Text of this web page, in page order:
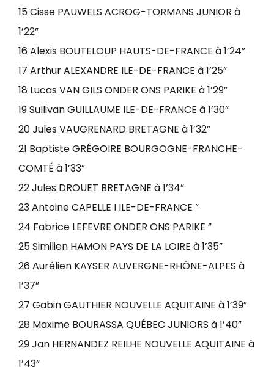
15 Cisse PAUWELS ACROG-TORMANS JUNIOR à
1’22”
16 Alexis BOUTELOUP HAUTS-DE-FRANCE à 1’24”
17 Arthur ALEXANDRE ILE-DE-FRANCE à 1’25”
18 Lucas VAN GILS ONDER ONS PARIKE à 1’29”
19 Sullivan GUILLAUME ILE-DE-FRANCE à 1’30”
20 Jules VAUGRENARD BRETAGNE à 1’32”
21 Baptiste GRÉGOIRE BOURGOGNE-FRANCHE-
COMTÉ à 1’33”
22 Jules DROUET BRETAGNE à 1’34”
23 Antoine CAPELLE I ILE-DE-FRANCE ”
24 Fabrice LEFEVRE ONDER ONS PARIKE ”
25 Similien HAMON PAYS DE LA LOIRE à 1’35”
26 Aurélien KAYSER AUVERGNE-RHÔNE-ALPES à
1’37”
27 Gabin GAUTHIER NOUVELLE AQUITAINE à 1’39”
28 Maxime BOURASSA QUÉBEC JUNIORS à 1’40”
29 Jan HERNANDEZ REILHE NOUVELLE AQUITAINE à
1’43”